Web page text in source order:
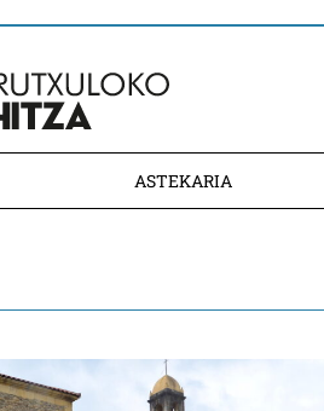
ASTEKARIA